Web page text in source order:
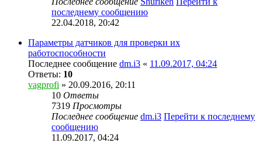
последнему сообщению
22.04.2018, 20:42
Параметры датчиков для проверки их
работоспособности
Последнее сообщение dm.i3 « 11.09.2017, 04:24
Ответы: 10
vagprofi » 20.09.2016, 20:11
10 Ответы
7319 Просмотры
Последнее сообщение dm.i3 Перейти к последнему
сообщению
11.09.2017, 04:24